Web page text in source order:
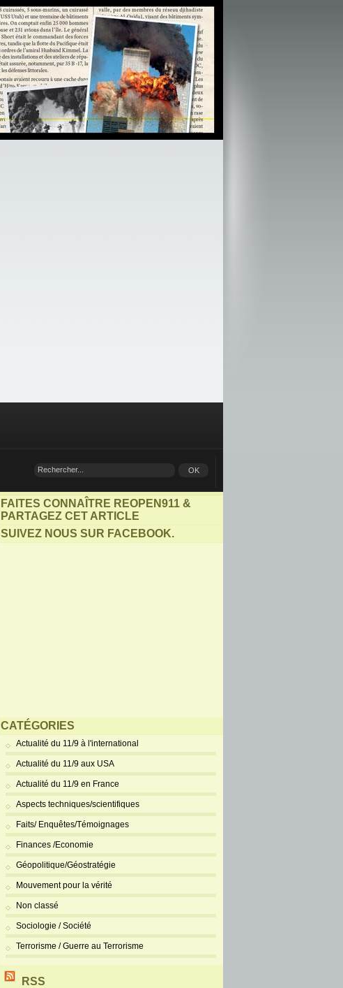
FAITES CONNAÎTRE REOPEN911 &
PARTAGEZ CET ARTICLE
SUIVEZ NOUS SUR FACEBOOK.
CATÉGORIES
Actualité du 11/9 à l'international
Actualité du 11/9 aux USA
Actualité du 11/9 en France
Aspects techniques/scientifiques
Faits/ Enquêtes/Témoignages
Finances /Economie
Géopolitique/Géostratégie
Mouvement pour la vérité
Non classé
Sociologie / Société
Terrorisme / Guerre au Terrorisme
RSS